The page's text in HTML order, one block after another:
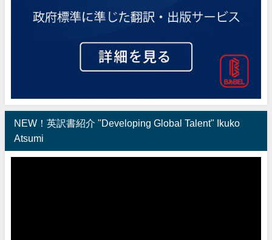
NEW！英訳書紹介 "Developing Global Talent" Ikuko
Atsumi